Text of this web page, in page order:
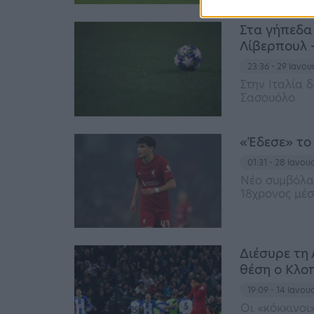
Στα
Λίβερπουλ
23:36 - 29
Στην Ιταλία
Σασουόλο
«Έδεσε»
01:31 - 28
Νέο
18χρονος
Διέσυρε
θέση ο
19:09 - 14
Οι